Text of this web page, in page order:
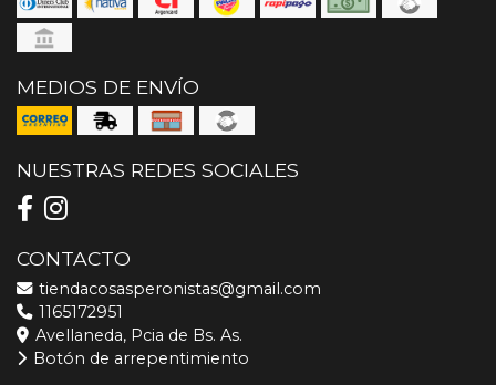
MEDIOS DE ENVÍO
NUESTRAS REDES SOCIALES
CONTACTO
tiendacosasperonistas@gmail.com
1165172951
Avellaneda, Pcia de Bs. As.
Botón de arrepentimiento